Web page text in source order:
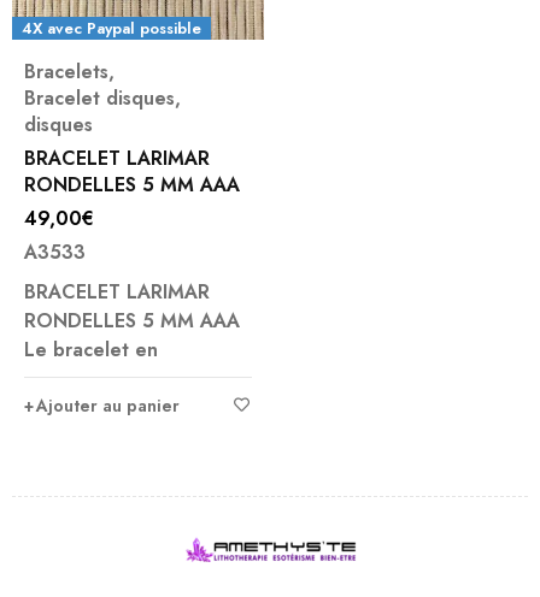
4X avec Paypal possible
Bracelets,
Bracelet disques,
disques
BRACELET LARIMAR
RONDELLES 5 MM AAA
49,00€
A3533
BRACELET LARIMAR
RONDELLES 5 MM AAA
Le bracelet en
Ajouter au panier